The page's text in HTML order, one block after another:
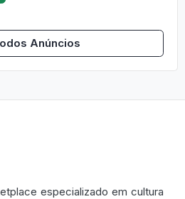
Anúncios
especializado em cultura